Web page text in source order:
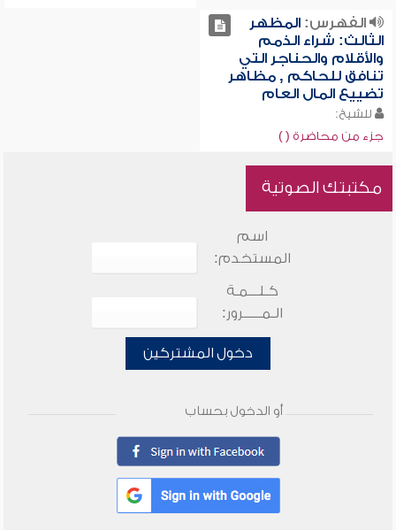
الفهرس:المظهر
الثالث: شراء الذمم
والأقلام والحناجر التي
تنافق للحاكم , مظاهر
تضييع المال العام
للشيخ:
جزء من محاضرة ( )
مكتبتك الصوتية
اسم
المستخدم:
كـلـــمـة
الـمـــــرور:
دخول المشتركين
أو الدخول بحساب